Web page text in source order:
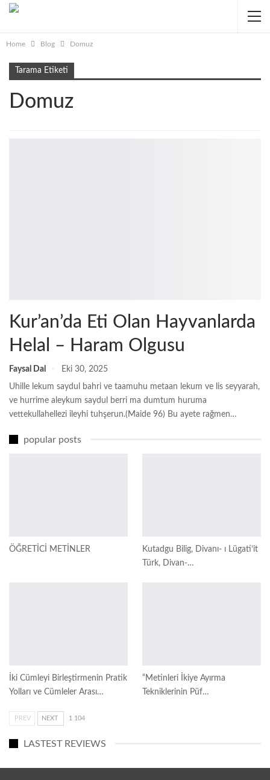
Home Blog Domuz
Tarama Etiketi
Domuz
Kur’an’da Eti Olan Hayvanlarda
Helal – Haram Olgusu
Faysal Dal Eki 30, 2025
Uhille lekum saydul bahri ve taamuhu metaan lekum ve lis seyyarah,
ve hurrime aleykum saydul berri ma dumtum huruma
vettekullahellezi ileyhi tuhşerun.(Maide 96) Bu ayete rağmen…
popular posts
ÖĞRETİCİ METİNLER
Kutadgu Bilig, Divanı- ı Lügati’it
Türk, Divan-…
İki Cümleyi Birleştirmenin Pratik
Yolları ve Cümleler Arası…
“Metinleri İkiye Ayırma
Tekniklerinin Püf…
PREV NEXT 1 104
LASTEST REVIEWS